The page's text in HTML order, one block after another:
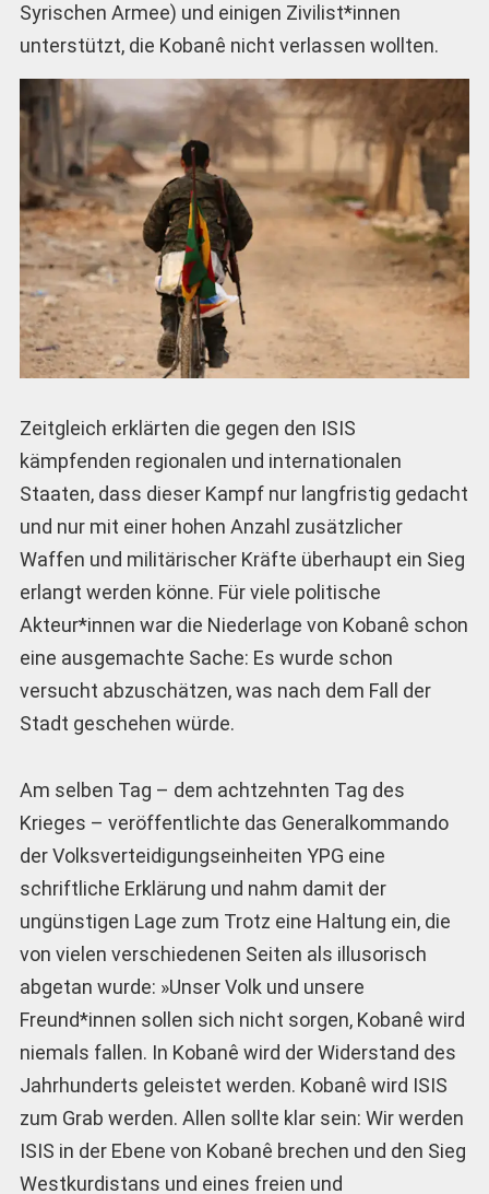
Syrischen Armee) und einigen Zivilist*innen
unterstützt, die Kobanê nicht verlassen wollten.
Zeitgleich erklärten die gegen den ISIS
kämpfenden regionalen und internationalen
Staaten, dass dieser Kampf nur langfristig gedacht
und nur mit einer hohen Anzahl zusätzlicher
Waffen und militärischer Kräfte überhaupt ein Sieg
erlangt werden könne. Für viele politische
Akteur*innen war die Niederlage von Kobanê schon
eine ausgemachte Sache: Es wurde schon
versucht abzuschätzen, was nach dem Fall der
Stadt geschehen würde.
Am selben Tag – dem achtzehnten Tag des
Krieges – veröffentlichte das Generalkommando
der Volksverteidigungseinheiten YPG eine
schriftliche Erklärung und nahm damit der
ungünstigen Lage zum Trotz eine Haltung ein, die
von vielen verschiedenen Seiten als illusorisch
abgetan wurde: »Unser Volk und unsere
Freund*innen sollen sich nicht sorgen, Kobanê wird
niemals fallen. In Kobanê wird der Widerstand des
Jahrhunderts geleistet werden. Kobanê wird ISIS
zum Grab werden. Allen sollte klar sein: Wir werden
ISIS in der Ebene von Kobanê brechen und den Sieg
Westkurdistans und eines freien und